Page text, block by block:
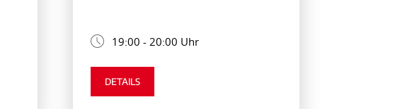
19:00 - 20:00 Uhr
DETAILS